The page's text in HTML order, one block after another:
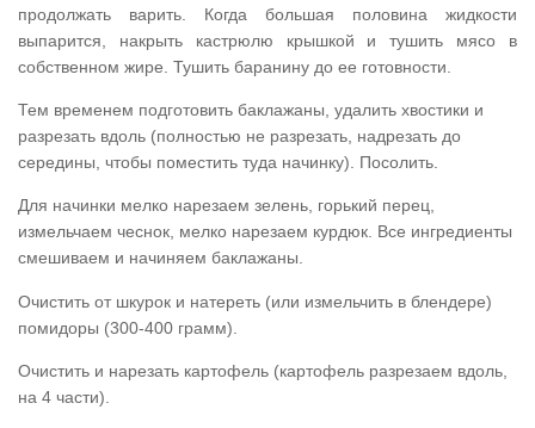
продолжать варить. Когда большая половина жидкости
выпарится, накрыть кастрюлю крышкой и тушить мясо в
собственном жире. Тушить баранину до ее готовности.
Тем временем подготовить баклажаны, удалить хвостики и
разрезать вдоль (полностью не разрезать, надрезать до
середины, чтобы поместить туда начинку). Посолить.
Для начинки мелко нарезаем зелень, горький перец,
измельчаем чеснок, мелко нарезаем курдюк. Все ингредиенты
смешиваем и начиняем баклажаны.
Очистить от шкурок и натереть (или измельчить в блендере)
помидоры (300-400 грамм).
Очистить и нарезать картофель (картофель разрезаем вдоль,
на 4 части).